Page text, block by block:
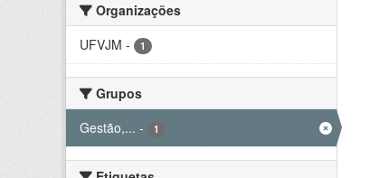
Organizações
UFVJM - 1
Grupos
Gestão,... - 1